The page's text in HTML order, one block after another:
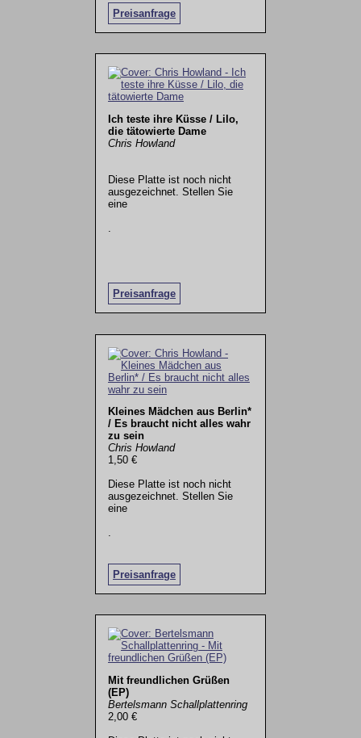
Preisanfrage
Ich teste ihre Küsse / Lilo,
die tätowierte Dame
Chris Howland
Diese Platte ist noch nicht
ausgezeichnet. Stellen Sie
eine
Preisanfrage
Kleines Mädchen aus Berlin*
/ Es braucht nicht alles wahr
zu sein
Chris Howland
1,50 €
Diese Platte ist noch nicht
ausgezeichnet. Stellen Sie
eine
Preisanfrage
.
Mit freundlichen Grüßen
(EP)
Bertelsmann Schallplattenring
2,00 €